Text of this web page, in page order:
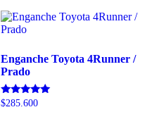
Enganche Toyota 4Runner /
Prado
Valorado
$285.600